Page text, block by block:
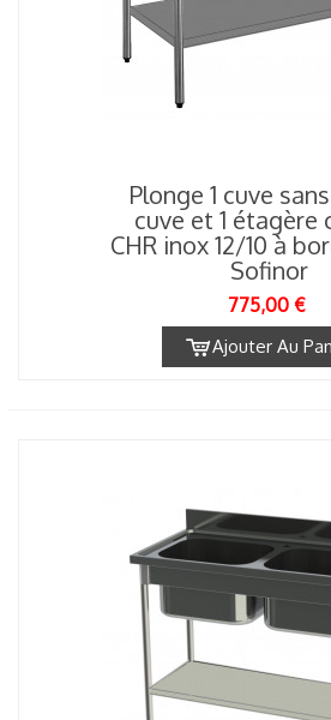
Plonge 1 cuve
cuve et 1 étagère
CHR inox 12/10 à
Sofinor
775,00 €
Ajouter Au